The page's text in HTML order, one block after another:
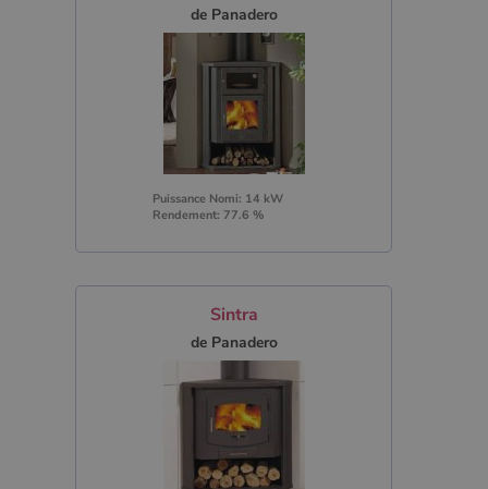
de Panadero
Puissance Nomi: 14 kW
Rendement: 77.6 %
Sintra
de Panadero